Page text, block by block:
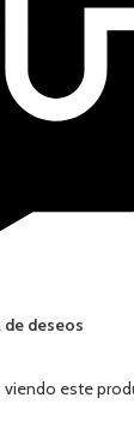
de deseos
viendo este